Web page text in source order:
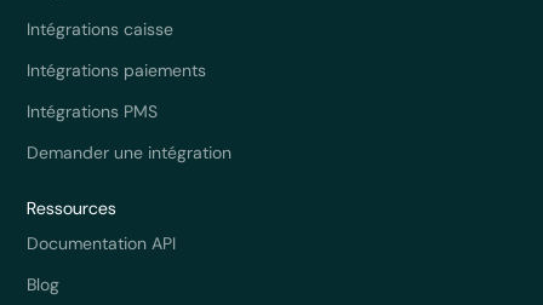
Intégrations caisse
Intégrations paiements
Intégrations PMS
Demander une intégration
Ressources
Documentation API
Blog